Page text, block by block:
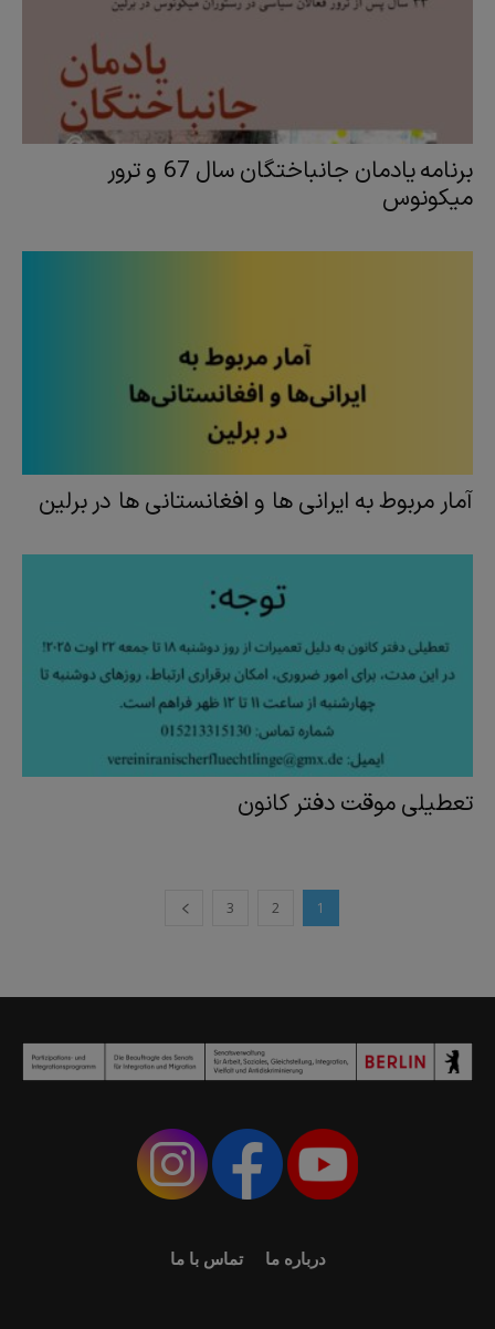
برنامه یادمان جانباختگان سال 67 و ترور
میکونوس
آمار مربوط به ایرانی ها و افغانستانی ها در برلین
تعطیلی موقت دفتر کانون
1
2
3
درباره ما تماس با ما